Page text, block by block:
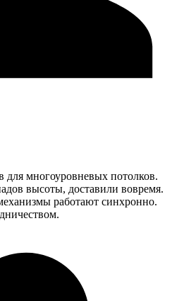
для многоуровневых потолков.
высоты, доставили вовремя.
работают синхронно.